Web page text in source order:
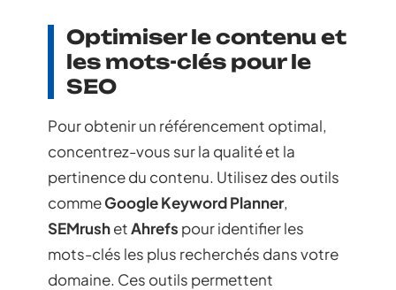
Optimiser le contenu et
les mots-clés pour le
SEO
Pour obtenir un référencement optimal,
concentrez-vous sur la qualité et la
pertinence du contenu. Utilisez des outils
commeGoogle Keyword Planner,
SEMrushetAhrefs pour identifier les
mots-clés les plus recherchés dans votre
domaine. Ces outils permettent